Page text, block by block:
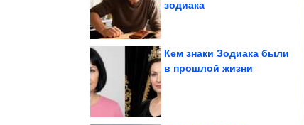
зодиака
Кем знаки Зодиака были
в прошлой жизни